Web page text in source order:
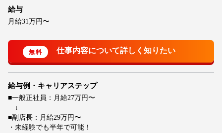
給与
月給31万円〜
給与例・キャリアステップ
■一般正社員：月給27万円〜
↓
■副店長：月給29万円〜
・未経験でも半年で可能！